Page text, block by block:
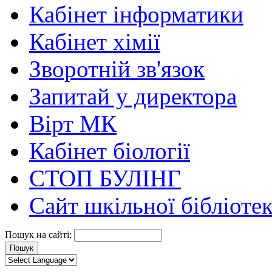
Кабінет інформатики
Кабінет хімії
Зворотній зв'язок
Запитай у директора
Вірт МК
Кабінет біології
СТОП БУЛІНГ
Сайт шкільної
Пошук на сайті: